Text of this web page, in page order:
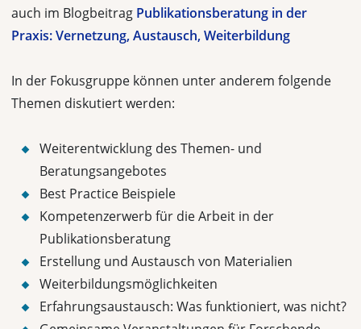
auch im Blogbeitrag Publikationsberatung in der
Praxis: Vernetzung, Austausch, Weiterbildung
In der Fokusgruppe können unter anderem folgende
Themen diskutiert werden:
Weiterentwicklung des Themen- und
Beratungsangebotes
Best Practice Beispiele
Kompetenzerwerb für die Arbeit in der
Publikationsberatung
Erstellung und Austausch von Materialien
Weiterbildungsmöglichkeiten
Erfahrungsaustausch: Was funktioniert, was nicht?